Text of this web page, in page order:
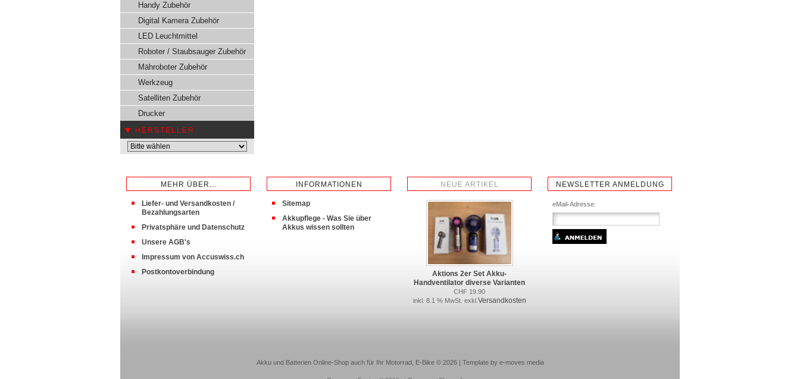
Handy Zubehör
Digital Kamera Zubehör
LED Leuchtmittel
Roboter / Staubsauger Zubehör
Mähroboter Zubehör
Werkzeug
Satelliten Zubehör
Drucker
HERSTELLER
MEHR ÜBER...
Liefer- und Versandkosten /
Bezahlungsarten
Privatsphäre und Datenschutz
Unsere AGB's
Impressum von Accuswiss.ch
Postkontoverbindung
INFORMATIONEN
Sitemap
Akkupflege - Was Sie über
Akkus wissen sollten
NEUE ARTIKEL
Aktions 2er Set Akku-
Handventilator diverse Varianten
CHF 19.90
inkl. 8.1 % MwSt. exkl. Versandkosten
NEWSLETTER ANMELDUNG
eMail-Adresse:
Akku und Batterien Online-Shop auch für Ihr Motorrad, E-Bike © 2026 | Template by e-moves media